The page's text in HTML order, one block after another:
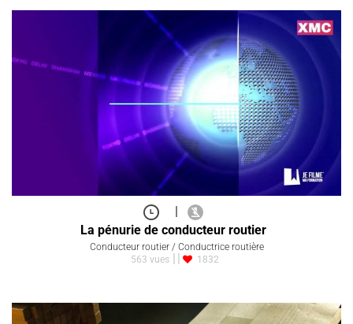
|
La pénurie de conducteur routier
Conducteur routier / Conductrice routière
563 vues
1832